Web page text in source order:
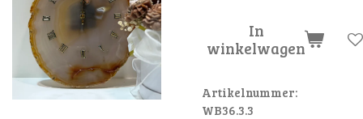
In
winkelwagen
Artikelnummer:
WB36.3.3